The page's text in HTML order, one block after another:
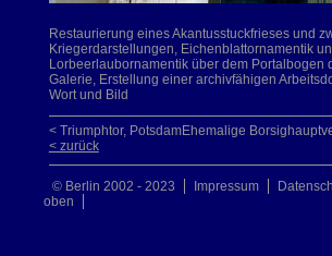
Restaurierung eines Akantusstuckfrieses und
Kriegerdarstellungen, Eichenblattornamentik
Lorbeerlaubornamentik über dem Portalbogen
Galerie, Erstellung einer archivfähigen
Wort und Bild
Ehemalige
< Triumphtor, Potsdam
< zurück
© Berlin 2002 - 2023 Impressum
oben